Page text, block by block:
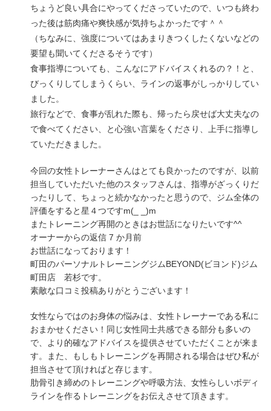
ちょうど良い具合にやってくださっていたので、いつも終わ
った後は筋肉痛や爽快感が気持ちよかったです＾＾
（ちなみに、強度についてはあまりきつくしたくないなどの
要望も聞いてくださるそうです）
食事指導についても、こんなにアドバイスくれるの？！と、
びっくりしてしまうくらい、ラインの返事がしっかりしてい
ました。
旅行などで、食事が乱れた際も、帰ったら戻せば大丈夫なの
で食べてください、と心強い言葉をくださり、上手に指導し
ていただきました。
今回の女性トレーナーさんはとても良かったのですが、以前
担当していただいた他のスタッフさんは、指導がざっくりだ
ったりして、ちょっと続かなかったと思うので、ジム全体の
評価をすると星４つですm(_ _)m
またトレーニング再開のときはお世話になりたいです^^
オーナーからの返信 7 か月前
お世話になっております！
町田のパーソナルトレーニングジムBEYOND(ビヨンド)ジム
町田店 若杉です。
素敵な口コミ投稿ありがとうございます！
女性ならではのお身体の悩みは、女性トレーナーである私に
おまかせください！同じ女性同士共感できる部分も多いの
で、より的確なアドバイスを提供させていただくことが来ま
す。また、もしもトレーニングを再開される場合はぜひ私が
担当させて頂ければと存じます。
肋骨引き締めのトレーニングや呼吸方法、女性らしいボディ
ラインを作るトレーニングをお伝えさせて頂きます。